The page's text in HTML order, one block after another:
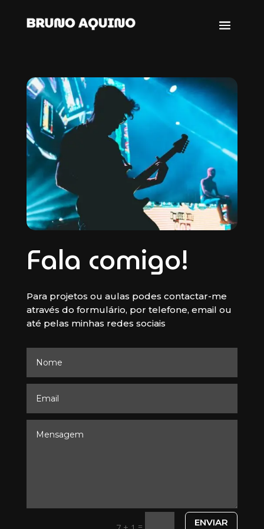
Fala comigo!
Para projetos ou aulas podes contactar-me
através do formulário, por telefone, email ou
até pelas minhas redes sociais
= ENVIAR